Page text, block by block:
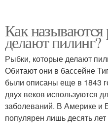
Как
делают пилинг?
Рыбки, которые делают
Обитают они в бассейне
были описаны еще в 1843
двух веков используются
заболеваний. В Америке и
популярен лишь десять лет